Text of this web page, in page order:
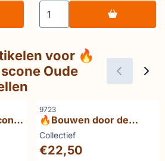
Moderne bouwkunst in
Aantal kiezen voor 🔥Piet
voor 🔥
Oude
Artikelnummer
9723
🔥Bouwen door de
eeuwen heen in
Vlaanderen 4nb (Z-W)
Gent
Merk:
Collectief
Prijs: 22,50
€22,50